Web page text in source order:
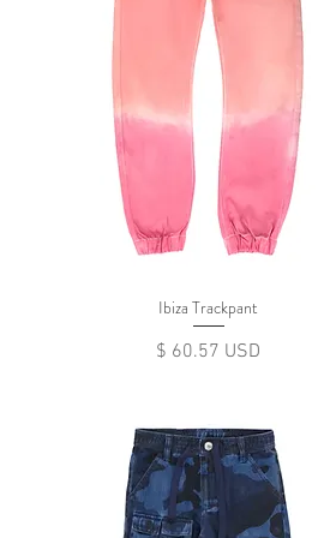
Ibiza Trackpant
Цена
$ 60.57 USD